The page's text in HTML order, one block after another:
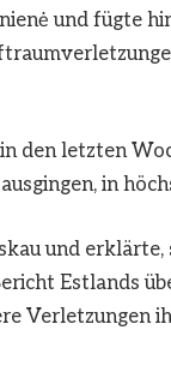
und fügte
den letzten
in
und erklärte,
Estlands
Verletzungen